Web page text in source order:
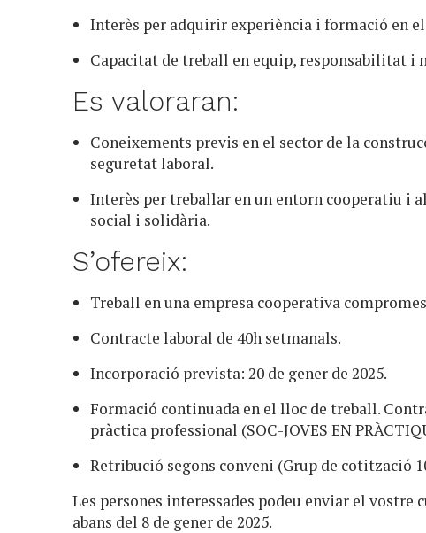
Interès per adquirir experiència i formació en
Capacitat de treball en equip, responsabilitat i
Es valoraran:
Coneixements previs en el sector de la
seguretat laboral.
Interès per treballar en un entorn cooperatiu i
social i solidària.
S’ofereix:
Treball en una empresa cooperativa
Contracte laboral de 40h setmanals.
Incorporació prevista: 20 de gener de 2025.
Formació continuada en el lloc de treball.
pràctica professional (SOC-JOVES EN
Retribució segons conveni (Grup de cotització
Les persones interessades podeu enviar el vostre
abans del 8 de gener de 2025.